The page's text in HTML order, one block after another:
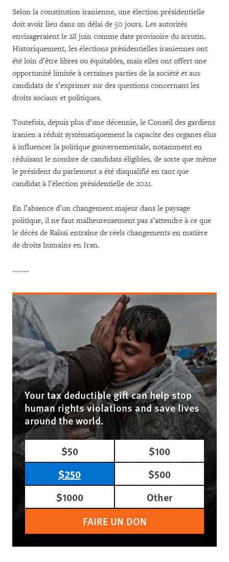
Selon la constitution iranienne, une élection présidentielle
doit avoir lieu dans un délai de 50 jours. Les autorités
envisageraient le 28 juin comme date provisoire du scrutin.
Historiquement, les élections présidentielles iraniennes ont
été loin d’être libres ou équitables, mais elles ont offert une
opportunité limitée à certaines parties de la société et aux
candidats de s’exprimer sur des questions concernant les
droits sociaux et politiques.
Toutefois, depuis plus d’une décennie, le Conseil des gardiens
iranien a réduit systématiquement la capacite des organes élus
à influencer la politique gouvernementale, notamment en
réduisant le nombre de candidats éligibles, de sorte que même
le président du parlement a été disqualifié en tant que
candidat à l’élection présidentielle de 2021.
En l’absence d’un changement majeur dans le paysage
politique, il ne faut malheureusement pas s’attendre à ce que
le décès de Raïssi entraîne de réels changements en matière
de droits humains en Iran.
………
Your tax deductible gift can help stop
human rights violations and save lives
around the world.
$50
$100
$250
$500
$1000
Other
FAIRE UN DON